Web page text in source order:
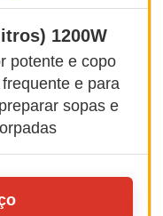
1200W
potente e copo
e para
sopas e